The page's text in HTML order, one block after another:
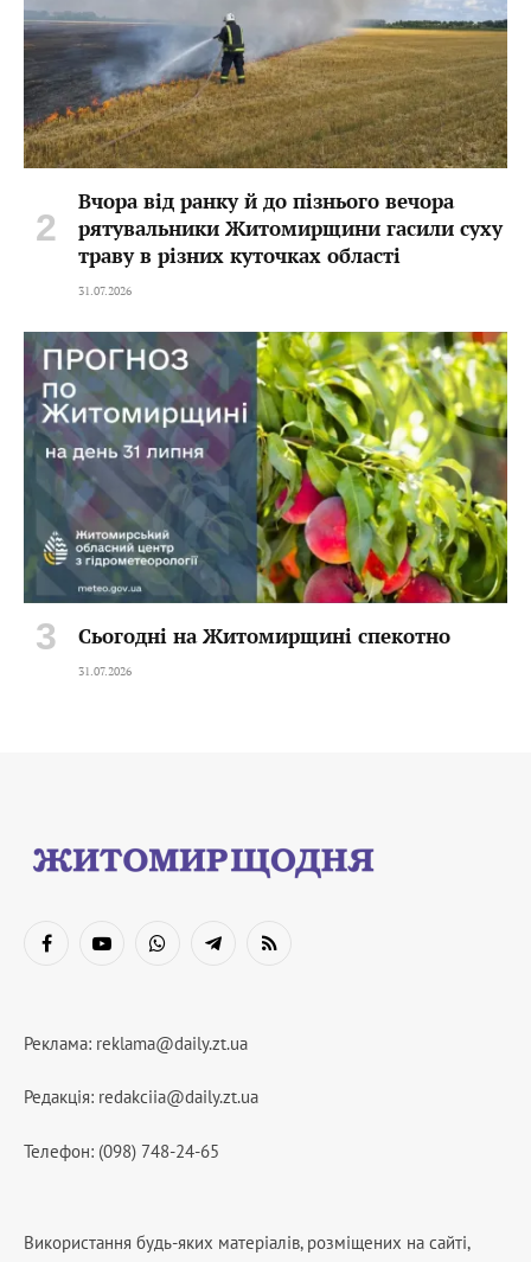
Вчора від ранку й до пізнього вечора
рятувальники Житомирщини гасили суху
траву в різних куточках області
31.07.2026
Сьогодні на Житомирщині спекотно
31.07.2026
FacebookYouTubeWhatsAppTelegramRSS
Реклама: reklama@daily.zt.ua
Редакція: redakciia@daily.zt.ua
Телефон: (098) 748-24-65
Використання будь-яких матеріалів, розміщених на сайті,